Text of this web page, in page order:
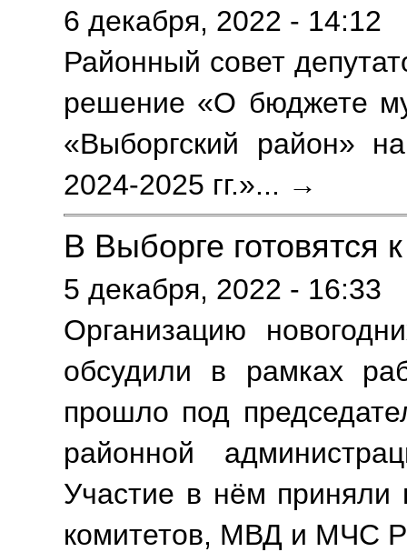
6 декабря, 2022 - 14:12
Районный совет
решение «О бюджете
«Выборгский район»
2024-2025 гг.»... →
В Выборге готовятся
5 декабря, 2022 - 16:33
Организацию
обсудили в рамках
прошло под
районной
Участие в нём приняли
комитетов, МВД и МЧС